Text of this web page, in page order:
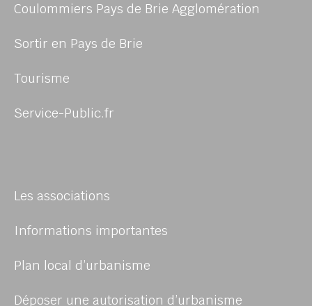
Coulommiers Pays de Brie Agglomération
Sortir en Pays de Brie
Tourisme
Service-Public.fr
Les associations
Informations importantes
Plan local d’urbanisme
Déposer une autorisation d’urbanisme